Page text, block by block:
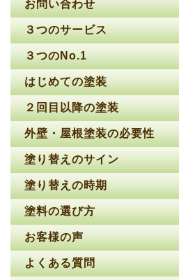
お問い合わせ
３つのサービス
３つのNo.1
はじめての塗装
２回目以降の塗装
外壁・屋根塗装の必要性
塗り替えのサイン
塗り替えの時期
塗料の選び方
お客様の声
よくある質問